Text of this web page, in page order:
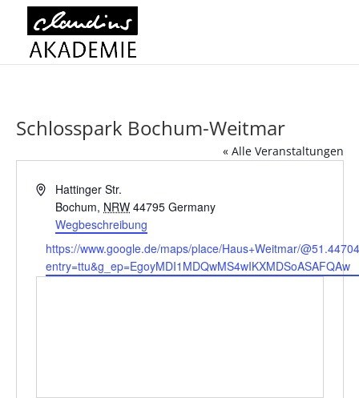
Schlosspark Bochum-Weitmar
« Alle Veranstaltungen
AdresseHattinger Str.
Bochum, NRW 44795 Germany
Wegbeschreibung
Webseite
https://www.google.de/maps/place/Haus+Weitmar/
entry=ttu&g_ep=EgoyMDI1MDQwMS4wIKXMDSoASAFQAw